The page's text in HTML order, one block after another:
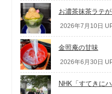
お濃茶抹茶ラテ
2026年7月10日
金照庵の甘味
2026年6月30日
NHK「すてきに